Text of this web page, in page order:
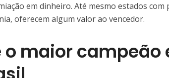
em dinheiro. Até mesmo estados com
oferecem algum valor ao vencedor.
o maior campeão